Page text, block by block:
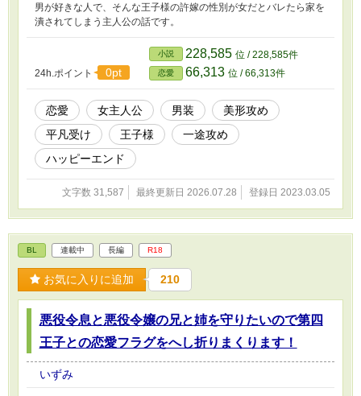
男が好きな人で、そんな王子様の許嫁の性別が女だとバレたら家を
潰されてしまう主人公の話です。
24h.ポイント 0pt
小説 228,585 位 / 228,585件
恋愛 66,313 位 / 66,313件
恋愛 女主人公 男装
美形攻め
平凡受け
王子様
一途攻め
ハッピーエンド
文字数 31,587 最終更新日 2026.07.28 登録日 2023.03.05
BL 連載中 長編 R18
お気に入りに追加 210
悪役令息と悪役令嬢の兄と姉を守りたいので第四
王子との恋愛フラグをへし折りまくります！
いずみ